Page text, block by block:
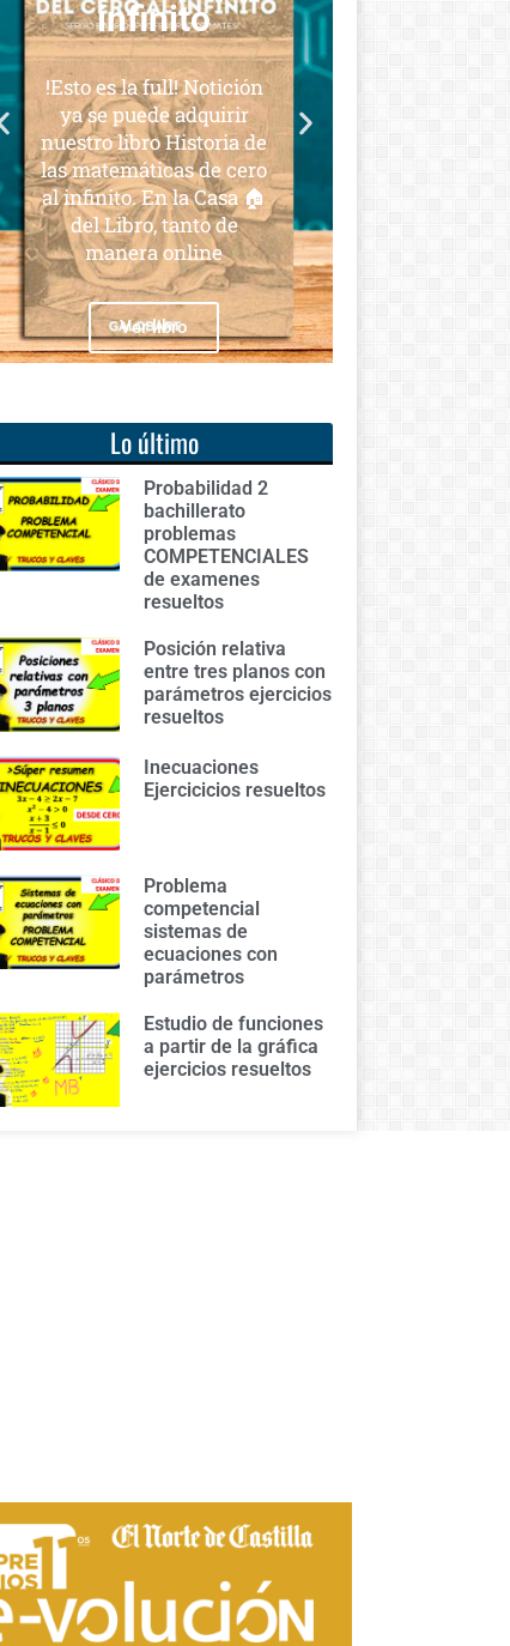
full! Notición
adquirir
Historia de
de cero
En la Casa 🏠
tanto de
online
libro
para todos
Notición!! Ya se puede
adquirir nuestro segundo
libro: Unas matemáticas
Lo último
Probabilidad 2
bachillerato
problemas
COMPETENCIALES
de examenes
resueltos
Posición relativa
entre tres planos con
parámetros ejercicios
resueltos
Inecuaciones
Ejercicicios resueltos
Problema
competencial
sistemas de
ecuaciones con
parámetros
Estudio de funciones
a partir de la gráfica
ejercicios resueltos